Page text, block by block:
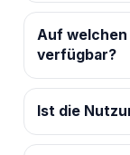
Auf welchen
verfügbar?
Ist die